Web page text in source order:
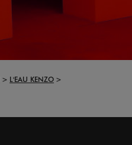
L'EAU KENZO